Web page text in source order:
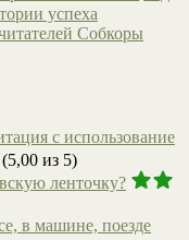
успеха
Собкоры
с использование
(5,00 из 5)
ленточку?
в машине, поезде